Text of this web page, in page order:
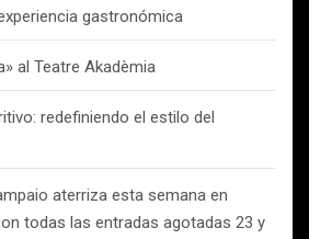
gastronómica
al Teatre Akadèmia
redefiniendo el estilo del
aterriza esta semana en
todas las entradas agotadas 23 y